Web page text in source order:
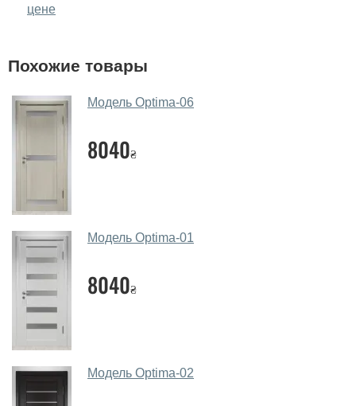
Да, можно посмотреть межкомнатные двери фаворит
дверей.
Помогаете ли вы выбрать
межкомнатные двери фаворит?
Да. Мы консультируем покупателей
через мессенджеры, онлайн чат или непосредственно
Какие основные особенности и
преимущества ваших межкомнатных
Каркас полотна межкомнатных дверей производится
Благодаря такой толщине МДФ, вся конструкция
выходит очень крепкой и надежной.
цене
Похожие товары
Модель Optima-06
8040₴
Модель Optima-01
8040₴
Модель Optima-02